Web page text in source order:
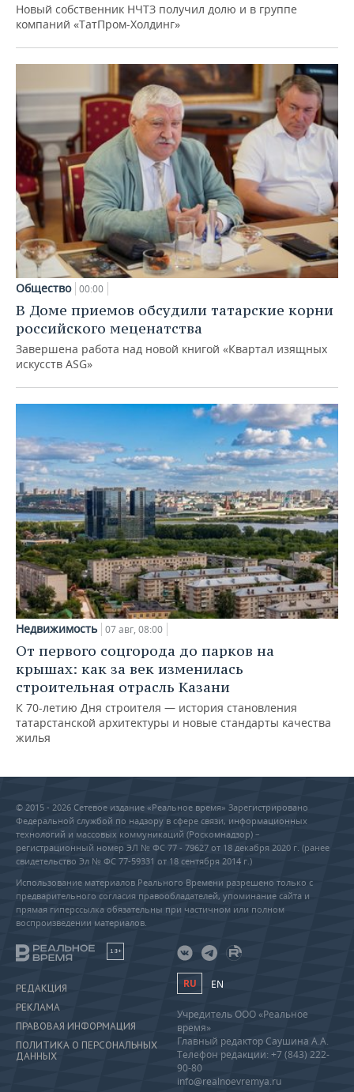
Новый собственник НЧТЗ получил долю и в группе
компаний «ТатПром-Холдинг»
Общество 00:00
В Доме приемов обсудили татарские корни
российского меценатства
Завершена работа над новой книгой «Квартал изящных
искусств ASG»
Недвижимость 07 авг, 08:00
От первого соцгорода до парков на
крышах: как за век изменилась
строительная отрасль Казани
К 70-летию Дня строителя — история становления
татарстанской архитектуры и новые стандарты качества
жилья
© 2015 - 2026 Сетевое издание «Реальное время» Зарегистрировано
Федеральной службой по надзору в сфере связи, информационных
технологий и массовых коммуникаций (Роскомнадзор) –
регистрационный номер ЭЛ № ФС 77 - 79627 от 18 декабря 2020 г. (ранее
свидетельство Эл № ФС 77-59331 от 18 сентября 2014 г.)
Использование материалов Реального Времени разрешено только с
предварительного согласия правообладателей, упоминание сайта и
прямая гиперссылка обязательны при частичном или полном
воспроизведении материалов.
18+
РЕДАКЦИЯ
РЕКЛАМА
ПРАВОВАЯ ИНФОРМАЦИЯ
ПОЛИТИКА О ПЕРСОНАЛЬНЫХ
ДАННЫХ
RU EN
Учредитель ООО «Реальное
время»
Главный редактор Саушина А.А.
Телефон редакции: +7 (843) 222-
90-80
info@realnoevremya.ru